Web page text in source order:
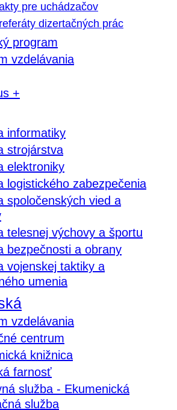
pre uchádzačov
dizertačných prác
program
vzdelávania
+
informatiky
strojárstva
elektroniky
logistického zabezpečenia
spoločenských vied a
telesnej výchovy a športu
bezpečnosti a obrany
vojenskej taktiky a
umenia
vzdelávania
centrum
knižnica
farnosť
služba - Ekumenická
služba